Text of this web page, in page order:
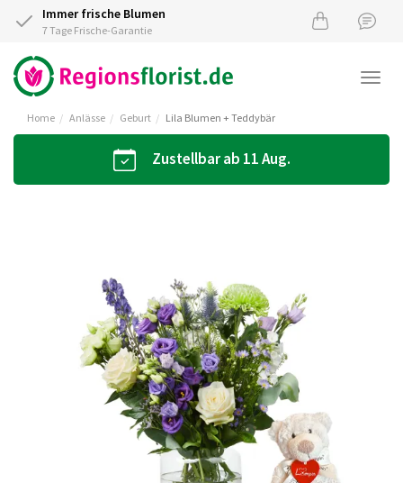
Immer frische Blumen
7 Tage Frische-Garantie
Home Anlässe Geburt Lila Blumen + Teddybär
Zustellbar ab 11 Aug.